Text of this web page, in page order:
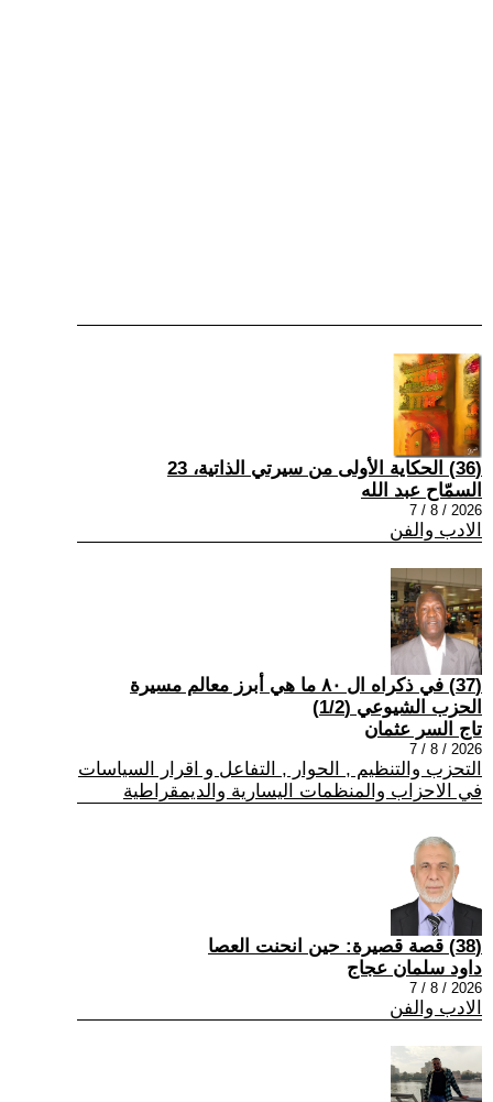
(36) الحكاية الأولى من سيرتي الذاتية، 23
السمّاح عبد الله
2026 / 8 / 7
الادب والفن
(37) في ذكراه ال ٨٠ ما هي أبرز معالم مسيرة
الحزب الشيوعي (1/2)
تاج السر عثمان
2026 / 8 / 7
التحزب والتنظيم , الحوار , التفاعل و اقرار السياسات
في الاحزاب والمنظمات اليسارية والديمقراطية
(38) قصة قصيرة: حين انحنت العصا
داود سلمان عجاج
2026 / 8 / 7
الادب والفن